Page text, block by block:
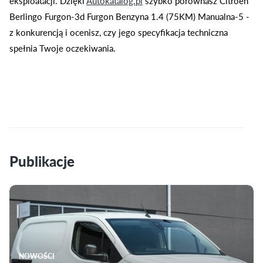
Berlingo Furgon-3d Furgon Benzyna 1.4 (75KM) Manualna-5 -
z konkurencją i ocenisz, czy jego specyfikacja techniczna
spełnia Twoje oczekiwania.
Publikacje
NOWOŚCI